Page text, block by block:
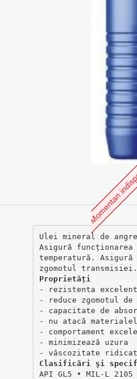
Momentan
Ulei mineral de
Asigură
temperatură.
zgomotul transmisiei.
Proprietăți
- rezistenta
- reduce zgomotul
- capacitate de
- nu atacă
- comportament
- minimizează uzura
- vâscozitate
Clasificări şi
API GL5 ∙ MIL-L 2105